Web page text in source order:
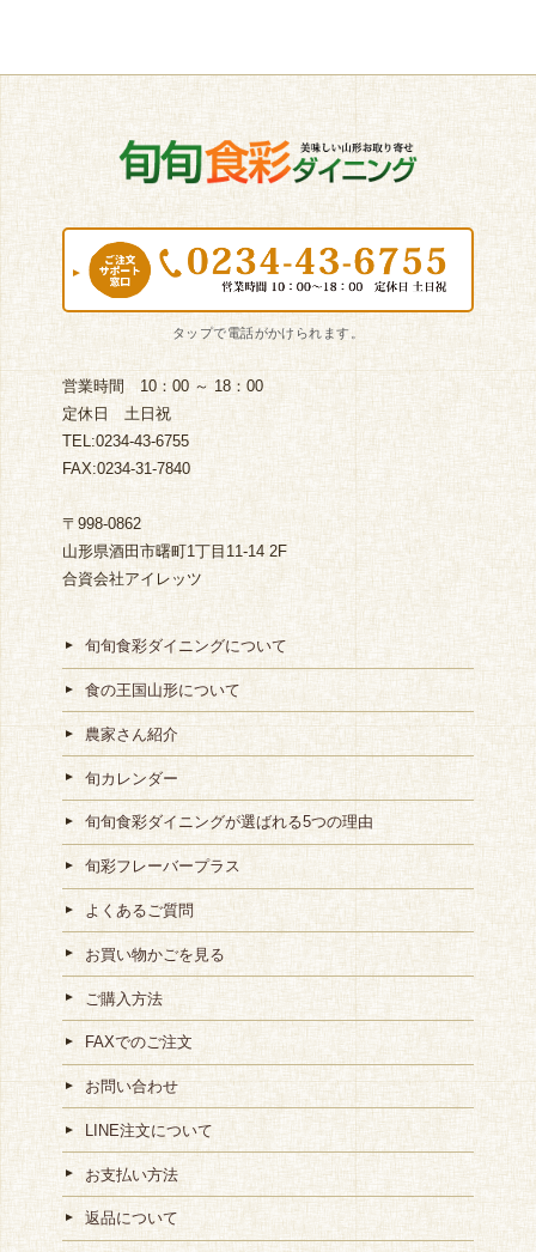
営業時間 10：00 ～ 18：00
定休日 土日祝
TEL:0234-43-6755
FAX:0234-31-7840
〒998-0862
山形県酒田市曙町1丁目11-14 2F
合資会社アイレッツ
旬旬食彩ダイニングについて
食の王国山形について
農家さん紹介
旬カレンダー
旬旬食彩ダイニングが選ばれる5つの理由
旬彩フレーバープラス
よくあるご質問
お買い物かごを見る
ご購入方法
FAXでのご注文
お問い合わせ
LINE注文について
お支払い方法
返品について